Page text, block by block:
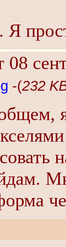
08
-(232